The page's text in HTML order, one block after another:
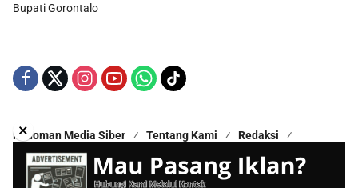
Bupati Gorontalo
Pedoman Media Siber Tentang Kami
Redaksi
Kontak Kami
Disclaimer
Copyright © 2025 - All Rights Reserved | Proudly Hosted by
×